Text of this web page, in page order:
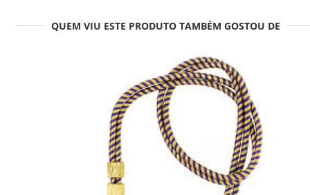
QUEM VIU ESTE PRODUTO TAMBÉM GOSTOU DE